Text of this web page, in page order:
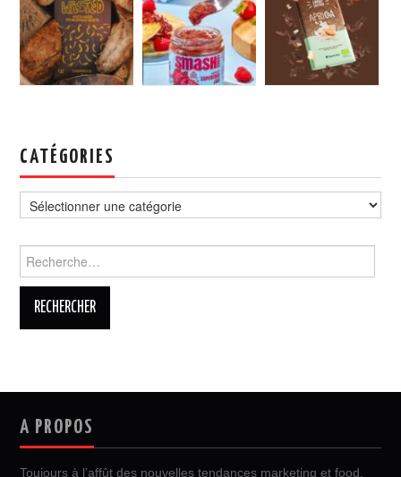
CATÉGORIES
A PROPOS
Toujours à l’affût des nouvelles tendances marketing et food,